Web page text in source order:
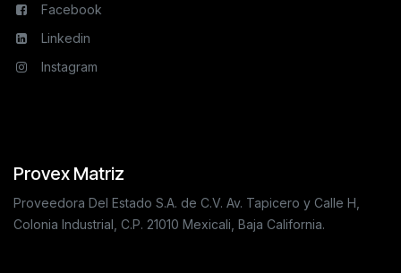
Facebook
Linkedin
Instagram
Provex Matriz
Proveedora Del Estado S.A. de C.V. Av. Tapicero y Calle H,
Colonia Industrial, C.P. 21010 Mexicali, Baja California.